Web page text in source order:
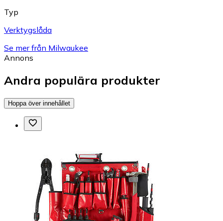
Typ
Verktygslåda
Se mer från Milwaukee
Annons
Andra populära produkter
Hoppa över innehållet